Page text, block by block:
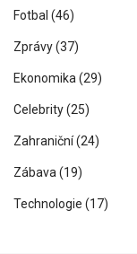
Fotbal (46)
Zprávy(37)
Ekonomika (29)
Celebrity(25)
Zahraniční(24)
Zábava (19)
Technologie (17)